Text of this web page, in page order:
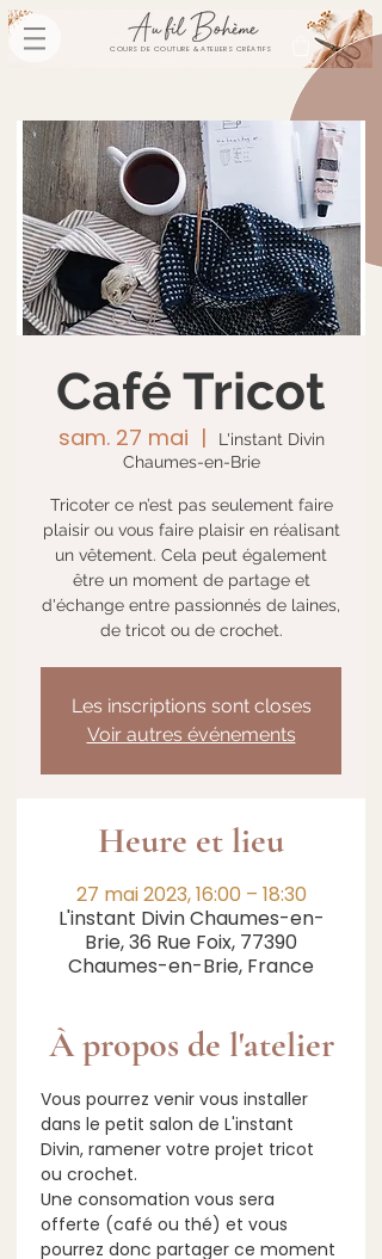
COURS DE COUTURE & ATELIERS CRÉATIFS
Café Tricot
sam. 27 mai
  |
L'instant Divin
Chaumes-en-Brie
Tricoter ce n’est pas seulement faire
plaisir ou vous faire plaisir en réalisant
un vêtement. Cela peut également
être un moment de partage et
d'échange entre passionnés de laines,
de tricot ou de crochet.
Les inscriptions sont closes
Voir autres événements
Heure et lieu
27 mai 2023, 16:00 – 18:30
L'instant Divin Chaumes-en-
Brie, 36 Rue Foix, 77390
Chaumes-en-Brie, France
À propos de l'atelier
Vous pourrez venir vous installer
dans le petit salon de L'instant
Divin, ramener votre projet tricot
ou crochet.
Une consomation vous sera
offerte (café ou thé) et vous
pourrez donc partager ce moment